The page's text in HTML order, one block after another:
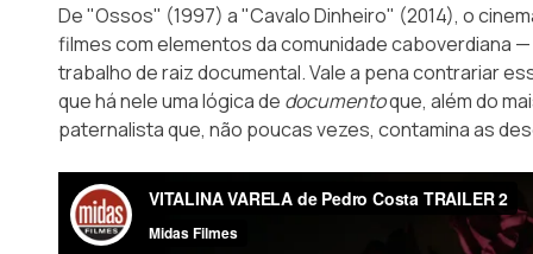
De "Ossos" (1997) a "Cavalo Dinheiro" (2014), o
filmes com elementos da comunidade caboverdiana
trabalho de raiz documental. Vale a pena contrariar
que há nele uma lógica de documentoque, além do
paternalista que, não poucas vezes, contamina as